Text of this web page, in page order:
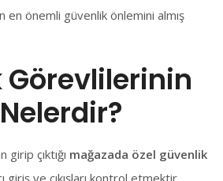
en önemli güvenlik önlemini almış
Görevlilerinin
çıktığı mağazada özel güvenlik
giriş ve çıkışları kontrol etmektir.